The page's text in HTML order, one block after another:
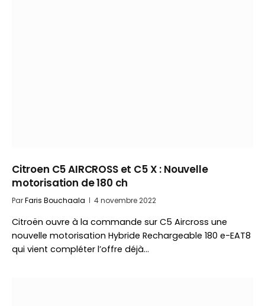
Citroen C5 AIRCROSS et C5 X : Nouvelle
motorisation de 180 ch
ParFaris Bouchaala 4 novembre 2022
Citroën ouvre à la commande sur C5 Aircross une
nouvelle motorisation Hybride Rechargeable 180 e-EAT8
qui vient compléter l’offre déjà…